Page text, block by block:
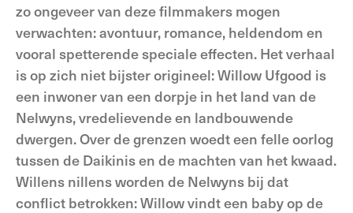
zo ongeveer van deze filmmakers mogen
verwachten: avontuur, romance, heldendom en
vooral spetterende speciale effecten. Het verhaal
is op zich niet bijster origineel: Willow Ufgood is
een inwoner van een dorpje in het land van de
Nelwyns, vredelievende en landbouwende
dwergen. Over de grenzen woedt een felle oorlog
tussen de Daikinis en de machten van het kwaad.
Willens nillens worden de Nelwyns bij dat
conflict betrokken: Willow vindt een baby op de